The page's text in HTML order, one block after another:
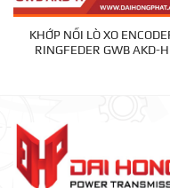
KHỚP NỐI LÒ XO
RINGFEDER GWB AKD-H